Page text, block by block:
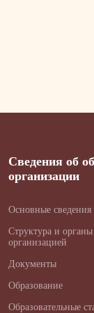
Сведения об
организации
Основные сведения
Структура и
организацией
Документы
Образование
Образовательные